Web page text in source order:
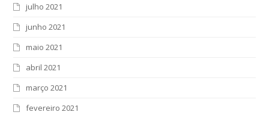
julho 2021
junho 2021
maio 2021
abril 2021
março 2021
fevereiro 2021